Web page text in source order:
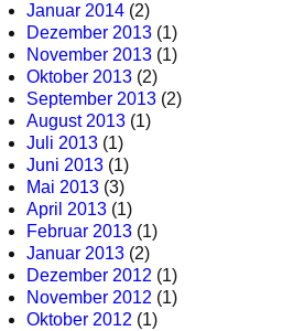
Januar 2014 (2)
Dezember 2013 (1)
November 2013 (1)
Oktober 2013 (2)
September 2013 (2)
August 2013 (1)
Juli 2013 (1)
Juni 2013 (1)
Mai 2013 (3)
April 2013 (1)
Februar 2013 (1)
Januar 2013 (2)
Dezember 2012 (1)
November 2012 (1)
Oktober 2012 (1)